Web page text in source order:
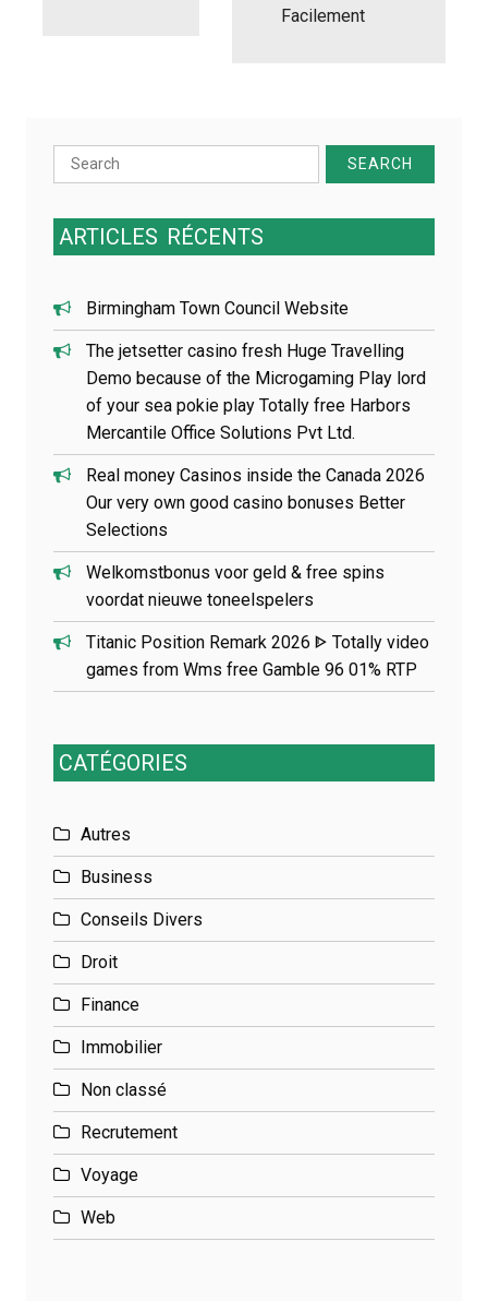
Facilement
Search
for:
ARTICLES RÉCENTS
Birmingham Town Council Website
The jetsetter casino fresh Huge Travelling
Demo because of the Microgaming Play lord
of your sea pokie play Totally free Harbors
Mercantile Office Solutions Pvt Ltd.
Real money Casinos inside the Canada 2026
Our very own good casino bonuses Better
Selections
Welkomstbonus voor geld & free spins
voordat nieuwe toneelspelers
Titanic Position Remark 2026 ᐈ Totally video
games from Wms free Gamble 96 01% RTP
CATÉGORIES
Autres
Business
Conseils Divers
Droit
Finance
Immobilier
Non classé
Recrutement
Voyage
Web